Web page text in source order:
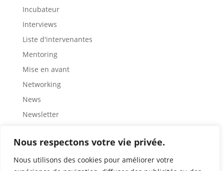
Nous respectons votre vie privée.
Nous utilisons des cookies pour améliorer votre
Incubateur
Interviews
Liste d'intervenantes
Mentoring
Mise en avant
Networking
News
Newsletter
Rencontre
Représentation